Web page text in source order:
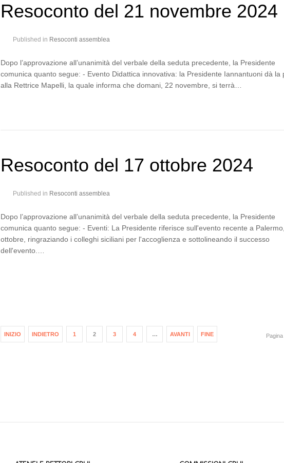
Resoconto del 21 novembre 2024
Published in Resoconti assemblea
Dopo l’approvazione all’unanimità del verbale della seduta precedente, la Presidente
comunica quanto segue: - Evento Didattica innovativa: la Presidente Iannantuoni dà la
alla Rettrice Mapelli, la quale informa che domani, 22 novembre, si terrà…
Resoconto del 17 ottobre 2024
Published in Resoconti assemblea
Dopo l’approvazione all’unanimità del verbale della seduta precedente, la Presidente
comunica quanto segue: - Eventi: La Presidente riferisce sull'evento recente a
ottobre, ringraziando i colleghi siciliani per l'accoglienza e sottolineando il successo
dell'evento.…
INIZIO INDIETRO 1 2 3 4 … AVANTI FINE